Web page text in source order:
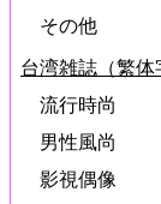
その他
台湾雑誌（繁体
流行時尚
男性風尚
影視偶像